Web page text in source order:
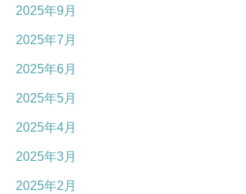
2025年9月
2025年7月
2025年6月
2025年5月
2025年4月
2025年3月
2025年2月